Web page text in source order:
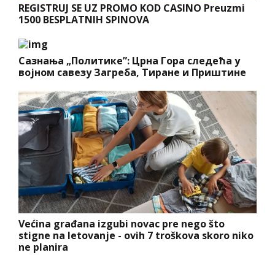
REGISTRUJ SE UZ PROMO KOD CASINO Preuzmi
1500 BESPLATNIH SPINOVA
Сазнања „Политике”: Црна Гора следећа у
војном савезу Загреба, Тиране и Приштине
Većina građana izgubi novac pre nego što
stigne na letovanje - ovih 7 troškova skoro niko
ne planira